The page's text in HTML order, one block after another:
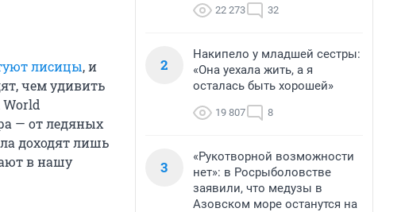
лисицы, и
чем удивить
World
— от ледяных
доходят лишь
в нашу
22 273 32
2
Накипело у младшей сестры:
«Она уехала жить, а я
осталась быть хорошей»
19 807 8
3
«Рукотворной возможности
нет»: в Росрыболовстве
заявили, что медузы в
Азовском море останутся на